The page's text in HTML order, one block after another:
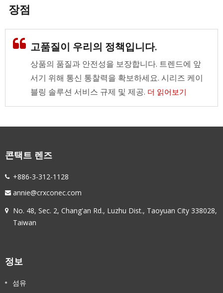
장점
고품질이 우리의 정책입니다.
상품의 품질과 안전성을 보장합니다. 트렌드에 앞
서기 위해 통신 통찰력을 확보하세요. 시리즈 케이
블링 솔루션 서비스 규제 및 제공. 더 읽어보기
콘택트 렌즈
+886-3-312-1128
annie@crxconec.com
No. 48, Sec. 2, Chang'an Rd., Luzhu Dist., Taoyuan City 338028,
Taiwan
정보
섬유